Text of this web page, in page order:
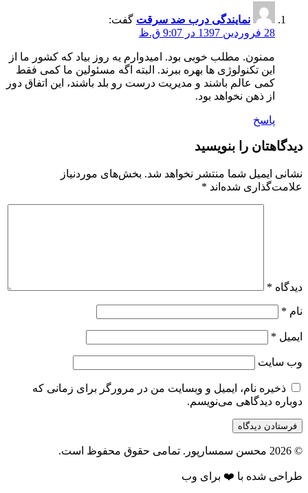
نمایندگی درب ضد سرقت گفت:
28 فروردین 1397 در 9:07 ق.ظ
ممنون. مطلب خوبی بود. امیدوارم یه روز بیاد که کشور ما از
این تکنولوژی ها بهره ببرند. البته اگه مسئولین ما کمی فقط
کمی عالم باشند و مدیریت درست رو بلد باشند، این اتفاق دور
از ذهن نخواهد بود.
پاسخ
دیدگاهتان را بنویسید
نشانی ایمیل شما منتشر نخواهد شد. بخش‌های موردنیاز
علامت‌گذاری شده‌اند *
دیدگاه *
نام *
ایمیل *
وب‌ سایت
ذخیره نام، ایمیل و وبسایت من در مرورگر برای زمانی که
دوباره دیدگاهی می‌نویسم.
© 2026 محسن سمسارپور. تمامی حقوق محفوظ است.
طراحی شده با ❤️ برای وب